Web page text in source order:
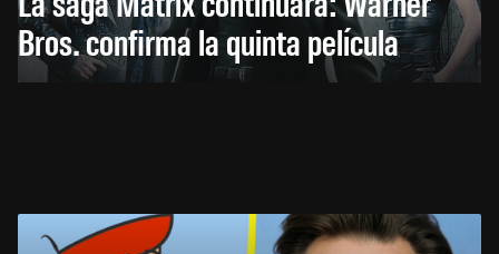
Bros. confirma la quinta película